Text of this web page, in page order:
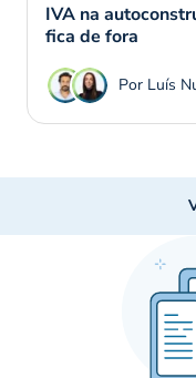
IVA na
fica de fora
Por Luís